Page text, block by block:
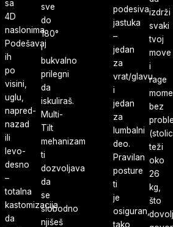
sa
4D
naslonima.
Podešavaj
ih
po
visini,
uglu,
napred-
nazad
ili
levo-
desno
–
totalna
kastomizacija
da
sve
do
180°
i
bukvalno
prilegni
da
iskuliraš.
Multi-
Tilt
mehanizam
ti
dozvoljava
da
se
slobodno
njišeš
podesiva
jastuka
–
jedan
za
vrat/glavu
i
jedan
za
lumbalni
deo.
Pravilan
posture
ti
je
osiguran,
tako
izdrži
svaki
tvoj
move
i
rage
bez
teži
oko
26
kg,
što